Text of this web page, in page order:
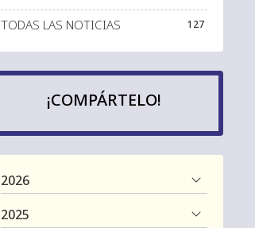
TODAS LAS NOTICIAS 127
¡COMPÁRTELO!
2026
2025